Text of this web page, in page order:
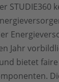
STUDIE360
Jahr
bietet
Die